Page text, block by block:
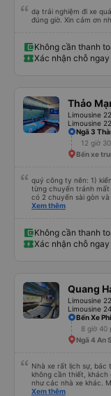
dạ trải nghiệm đi xe
đúng giờ. Xin cảm ơn
Không cần thanh
Xác nhận chỗ
Thảo
Limousine
Limousine
Ngã 3
12 giờ
Bến xe
quý công ty nên: 1) kiểm tra và dán tem hành lý cho khách theo màu của
từng chuyến tránh mất
có 2 chuyến sài gòn và
thân thiết của quý
thì chắc chắn quy
nhơn. rất cảm ơn quý anh chị em cty cũng như chị Thảo đã lắng nghe và
tiếp nhận. " khách
Xem thêm
Không cần thanh
Xác nhận chỗ
Quang
Limousine
Limousine
Bến Xe
8 giờ 40
Ngã 4 An
Nhà xe rất lịch sự, bác
không cần thiết,
như các nhà xe khác.
Xem thêm